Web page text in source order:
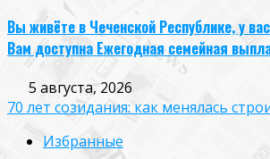
Вы живёте в Чеченской Республике, у
Вам доступна Ежегодная семейная
5 августа, 2026
70 лет созидания: как менялась
Избранные